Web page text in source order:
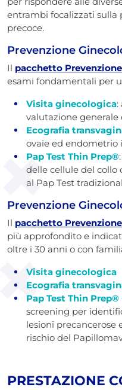
entrambi focalizzati sulla
precoce.
Prevenzione
Il pacchetto
esami fondamentali per
Visita ginecologica:
valutazione
Ecografia
ovaie ed
Pap Test Thin Prep®
delle cellule del collo
al Pap Test
Prevenzione
Il pacchetto
più approfondito e
oltre i 30 anni o con
Visita ginecologica
Ecografia
Pap Test Thin Prep®
screening per
lesioni precancerose
rischio del
PRESTAZIONE